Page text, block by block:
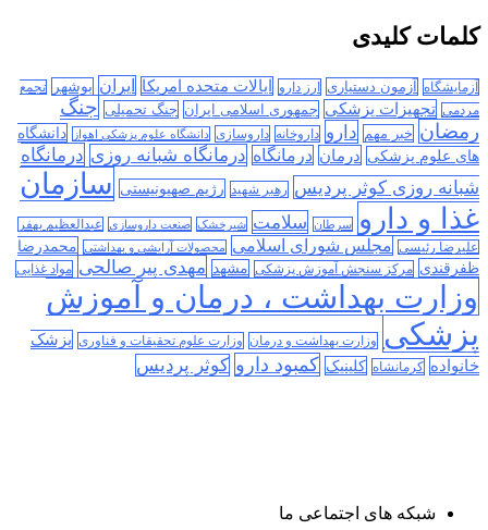
کلمات کلیدی
آزمایشگاه آزمون دستیاری ارز دارو ایالات متحده امریکا ایران بوشهر
تجمع
مردمی تجهیزات پزشکی جمهوری اسلامی ایران جنگ تحمیلی جنگ
رمضان خبر مهم دارو داروخانه داروسازی دانشگاه علوم پزشکی اهواز
دانشگاه
های علوم پزشکی درمان درمانگاه درمانگاه شبانه روزی درمانگاه
شبانه روزی کوثر پردیس رهبر شهید رژیم صهیونیستی سازمان
غذا و دارو
سرطان سلامت شیرخشک صنعت داروسازی عبدالعظیم بهفر
علیرضا رئیسی مجلس شورای اسلامی محصولات آرایشی و بهداشتی محمدرضا
ظفرقندی مرکز سنجش آموزش پزشکی مشهد مهدی پیر صالحی مواد غذایی
وزارت بهداشت ، درمان و آموزش
پزشکی
وزارت بهداشت و درمان وزارت علوم تحقیقات و فناوری پزشک
خانواده کرمانشاه کلینیک کمبود دارو کوثر پردیس
شبکه های اجتماعی ما